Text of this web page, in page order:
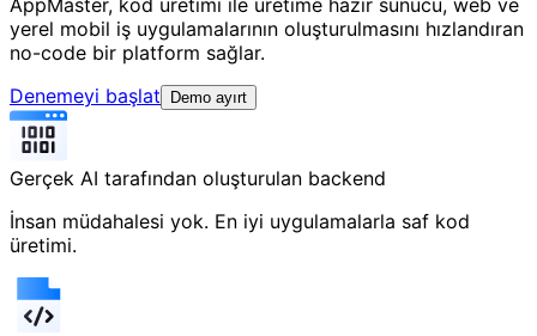
yerel mobil iş uygulamalarının oluşturulmasını hızlandıran
no-code bir platform sağlar.
Denemeyi başlat
Demo ayırt
Gerçek AI tarafından oluşturulan backend
İnsan müdahalesi yok. En iyi uygulamalarla saf kod
üretimi.